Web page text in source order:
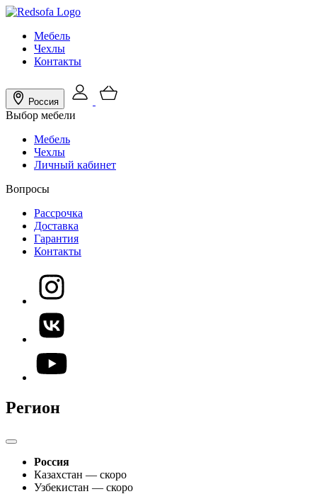
Мебель
Чехлы
Контакты
Россия
Выбор мебели
Мебель
Чехлы
Личный кабинет
Вопросы
Рассрочка
Доставка
Гарантия
Контакты
Регион
Россия
Казахстан — скоро
Узбекистан — скоро